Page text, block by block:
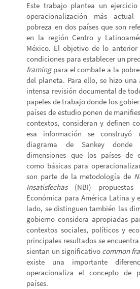
Este trabajo plantea un
operacionalización más
pobreza en dos países que son
en la región Centro y
México. El objetivo de lo anterior
condiciones para establecer un
framingpara el combate a la
del planeta. Para ello, se hizo
intensa revisión documental de
papeles de trabajo donde los
países de estudio ponen de
contextos, consideran y definen
esa información se
diagrama de Sankey
dimensiones que los países de
como básicas para
son parte de la metodología de
Insatisfechas(NBI) propuestas
Económica para América Latina y
lado, se distinguen también las
gobierno considera apropiadas
contextos sociales, políticos y
principales resultados se
sientan un significativo common
existe una importante
operacionaliza el concepto de
países.